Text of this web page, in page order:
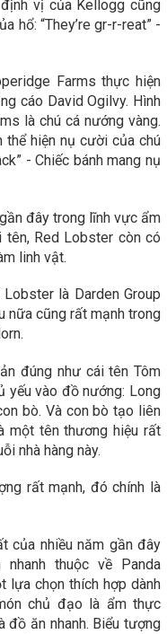
vị của Kellogg cũng
hổ: “They’re gr-r-reat” -
Farms thực hiện
cáo David Ogilvy. Hình
là chú cá nướng vàng.
thể hiện nụ cười của chú
- Chiếc bánh mang nụ
đây trong lĩnh vực ẩm
tên, Red Lobster còn có
linh vật.
là Darden Group
nữa cũng rất mạnh trong
đúng như cái tên Tôm
yếu vào đồ nướng: Long
bò. Và con bò tạo liên
một tên thương hiệu rất
nhà hàng này.
rất mạnh, đó chính là
của nhiều năm gần đây
thuộc về Panda
lựa chọn thích hợp dành
chủ đạo là ẩm thực
đồ ăn nhanh. Biểu tượng